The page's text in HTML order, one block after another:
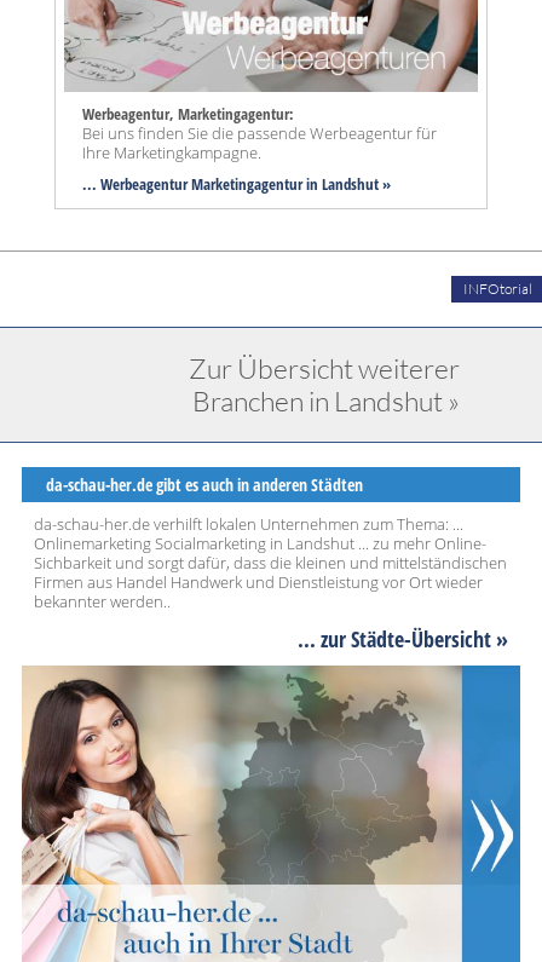
Werbeagentur, Marketingagentur:
Bei uns finden Sie die passende Werbeagentur für
Ihre Marketingkampagne.
... Werbeagentur Marketingagentur in Landshut »
INFOtorial
Zur Übersicht weiterer
Branchen in Landshut »
da-schau-her.de gibt es auch in anderen Städten
da-schau-her.de verhilft lokalen Unternehmen zum Thema: ...
Onlinemarketing Socialmarketing in Landshut ... zu mehr Online-
Sichbarkeit und sorgt dafür, dass die kleinen und mittelständischen
Firmen aus Handel Handwerk und Dienstleistung vor Ort wieder
bekannter werden..
... zur Städte-Übersicht »